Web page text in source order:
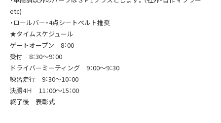
etc)
・ロールバー・4点シートベルト推奨
★タイムスケジュール
ゲートオープン 8：00
受付 8：30～9：00
ドライバーミーティング 9：00～9：30
練習走行 9：30～10：00
決勝4Ｈ 11：00～15：00
終了後 表彰式